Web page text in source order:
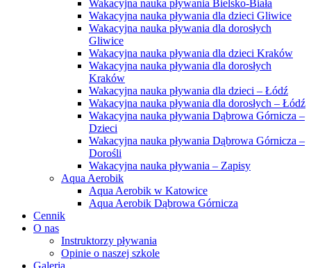
Wakacyjna nauka pływania Bielsko-Biała
Wakacyjna nauka pływania dla dzieci Gliwice
Wakacyjna nauka pływania dla dorosłych
Gliwice
Wakacyjna nauka pływania dla dzieci Kraków
Wakacyjna nauka pływania dla dorosłych
Kraków
Wakacyjna nauka pływania dla dzieci – Łódź
Wakacyjna nauka pływania dla dorosłych – Łódź
Wakacyjna nauka pływania Dąbrowa Górnicza –
Dzieci
Wakacyjna nauka pływania Dąbrowa Górnicza –
Dorośli
Wakacyjna nauka pływania – Zapisy
Aqua Aerobik
Aqua Aerobik w Katowice
Aqua Aerobik Dąbrowa Górnicza
Cennik
O nas
Instruktorzy pływania
Opinie o naszej szkole
Galeria